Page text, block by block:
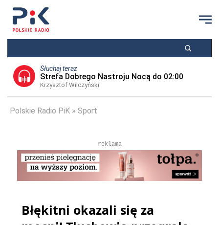
Słuchaj teraz
Strefa Dobrego Nastroju Nocą do 02:00
Krzysztof Wilczyński
Polskie Radio PiK Sport
reklama
Błękitni okazali się za